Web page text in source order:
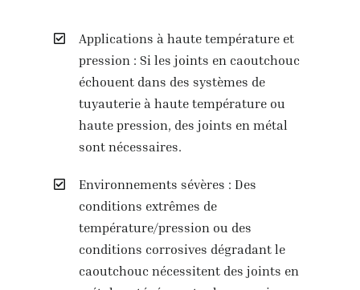
Applications à haute température et
pression : Si les joints en caoutchouc
échouent dans des systèmes de
tuyauterie à haute température ou
haute pression, des joints en métal
sont nécessaires.
Environnements sévères : Des
conditions extrêmes de
température/pression ou des
conditions corrosives dégradant le
caoutchouc nécessitent des joints en